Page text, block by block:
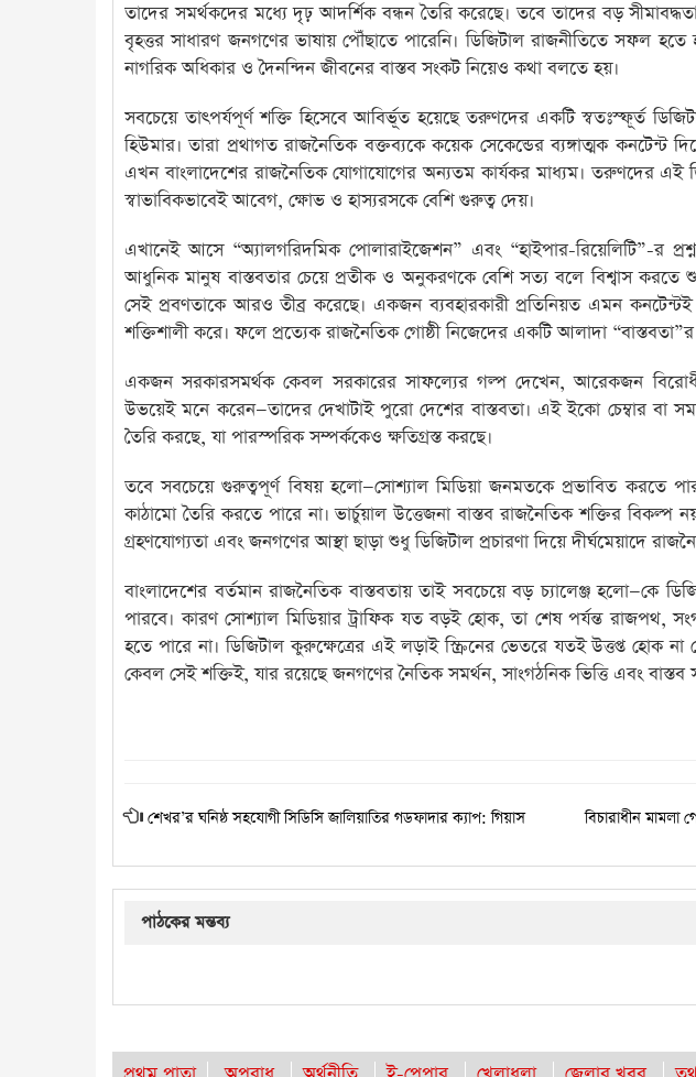
তাদের সমর্থকদের মধ্যে দৃঢ় আদর্শিক বন্ধন তৈরি করেছে। তবে তাদের বড়
বৃহত্তর সাধারণ জনগণের ভাষায় পৌঁছাতে পারেনি। ডিজিটাল রাজনীতিতে সফল
নাগরিক অধিকার ও দৈনন্দিন জীবনের বাস্তব সংকট নিয়েও কথা বলতে হয়।
সবচেয়ে তাৎপর্যপূর্ণ শক্তি হিসেবে আবির্ভূত হয়েছে তরুণদের একটি স্বতঃস্ফূর্ত
হিউমার। তারা প্রথাগত রাজনৈতিক বক্তব্যকে কয়েক সেকেন্ডের ব্যঙ্গাত্মক কনটেন্ট
এখন বাংলাদেশের রাজনৈতিক যোগাযোগের অন্যতম কার্যকর মাধ্যম। তরুণদের এই
স্বাভাবিকভাবেই আবেগ, ক্ষোভ ও হাস্যরসকে বেশি গুরুত্ব দেয়।
এখানেই আসে “অ্যালগরিদমিক পোলারাইজেশন” এবং “হাইপার-রিয়েলিটি”-র
আধুনিক মানুষ বাস্তবতার চেয়ে প্রতীক ও অনুকরণকে বেশি সত্য বলে বিশ্বাস করতে
সেই প্রবণতাকে আরও তীব্র করেছে। একজন ব্যবহারকারী প্রতিনিয়ত এমন কনটেন্টই
শক্তিশালী করে। ফলে প্রত্যেক রাজনৈতিক গোষ্ঠী নিজেদের একটি আলাদা
একজন সরকারসমর্থক কেবল সরকারের সাফল্যের গল্প দেখেন, আরেকজন
উভয়েই মনে করেন—তাদের দেখাটাই পুরো দেশের বাস্তবতা। এই ইকো চেম্বার বা
তৈরি করছে, যা পারস্পরিক সম্পর্ককেও ক্ষতিগ্রস্ত করছে।
তবে সবচেয়ে গুরুত্বপূর্ণ বিষয় হলো—সোশ্যাল মিডিয়া জনমতকে প্রভাবিত করতে
কাঠামো তৈরি করতে পারে না। ভার্চুয়াল উত্তেজনা বাস্তব রাজনৈতিক শক্তির বিকল্প
গ্রহণযোগ্যতা এবং জনগণের আস্থা ছাড়া শুধু ডিজিটাল প্রচারণা দিয়ে দীর্ঘমেয়াদে
বাংলাদেশের বর্তমান রাজনৈতিক বাস্তবতায় তাই সবচেয়ে বড় চ্যালেঞ্জ হলো—কে
পারবে। কারণ সোশ্যাল মিডিয়ার ট্রাফিক যত বড়ই হোক, তা শেষ পর্যন্ত রাজপথ,
হতে পারে না। ডিজিটাল কুরুক্ষেত্রের এই লড়াই স্ক্রিনের ভেতরে যতই উত্তপ্ত হোক
কেবল সেই শক্তিই, যার রয়েছে জনগণের নৈতিক সমর্থন, সাংগঠনিক ভিত্তি এবং বাস্তব
শেখর’র ঘনিষ্ঠ সহযোগী সিডিসি জালিয়াতির গডফাদার ক্যাপ: গিয়াস বিচারাধীন
পাঠকের মন্তব্য